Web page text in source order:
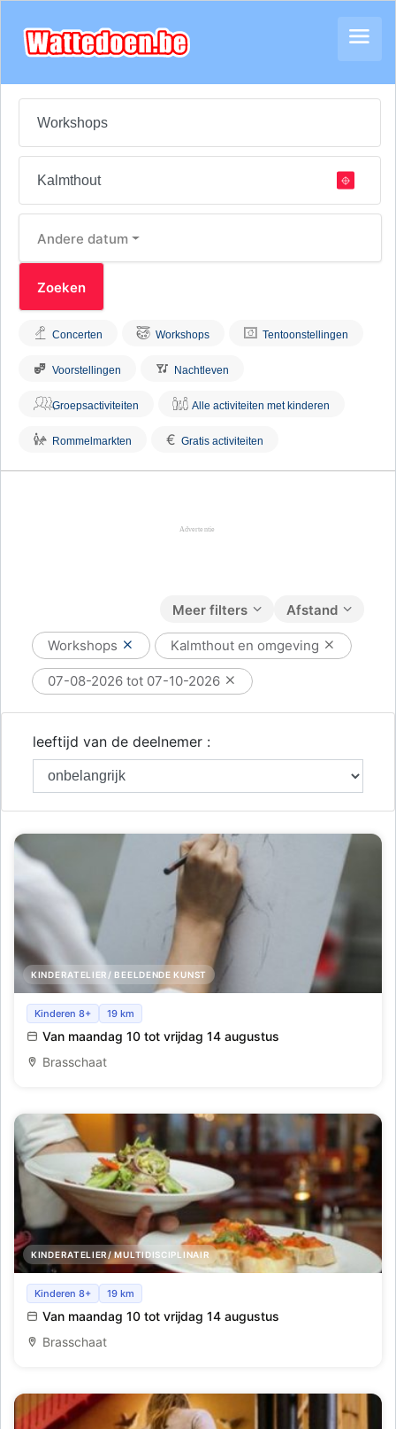
Andere datum
Concerten Workshops Tentoonstellingen
Voorstellingen Nachtleven
Groepsactiviteiten Alle activiteiten met kinderen
Rommelmarkten € Gratis activiteiten
Afstand
Meer filters
Workshops Kalmthout en omgeving
07-08-2026 tot 07-10-2026
leeftijd van de deelnemer :
KINDERATELIER/ BEELDENDE KUNST
Tekenkamp_Brasschaat_Zomer 7
Kinderen 8+ 19 km
Van maandag 10 tot vrijdag 14 augustus
Brasschaat
KINDERATELIER/ MULTIDISCIPLINAIR
Pop-up Restaurant_Brasschaat_Week 7
Kinderen 8+ 19 km
Van maandag 10 tot vrijdag 14 augustus
Brasschaat